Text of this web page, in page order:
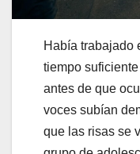
Había trabajado
tiempo
antes de que
voces subían
que las risas se